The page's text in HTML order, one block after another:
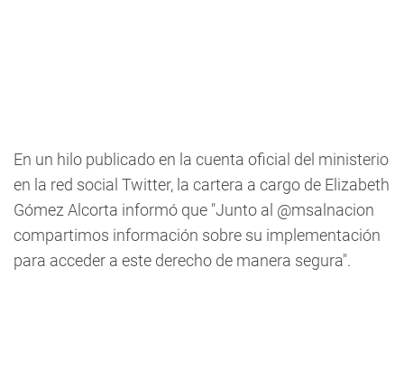
En un hilo publicado en la cuenta oficial del ministerio
en la red social Twitter, la cartera a cargo de Elizabeth
Gómez Alcorta informó que "Junto al @msalnacion
compartimos información sobre su implementación
para acceder a este derecho de manera segura".